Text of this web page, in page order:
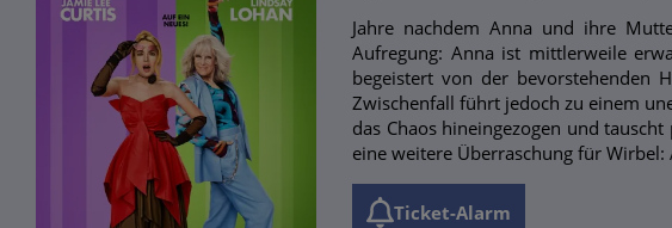
Jahre nachdem Anna und ihre
Aufregung: Anna ist mittlerweile
begeistert von der bevorstehenden
Zwischenfall führt jedoch zu einem
das Chaos hineingezogen und
eine weitere Überraschung für
Ticket-Alarm